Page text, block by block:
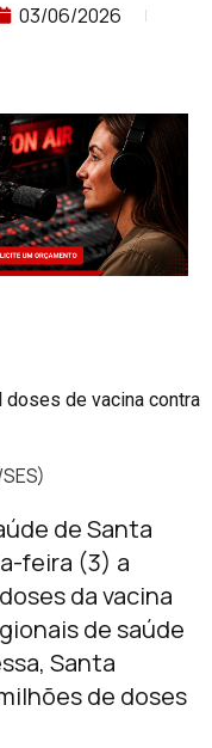
03/06/2026
de Santa
feira (3) a
da vacina
de saúde
Santa
de doses